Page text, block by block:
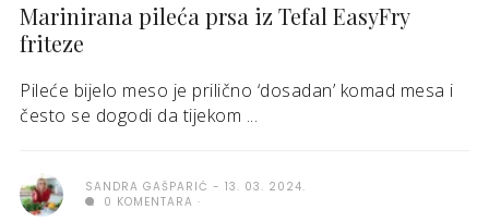
Marinirana pileća prsa iz Tefal EasyFry
friteze
Pileće bijelo meso je prilično ‘dosadan’ komad mesa i
često se dogodi da tijekom ...
SANDRA GAŠPARIĆ
13. 03. 2024.
0 KOMENTARA